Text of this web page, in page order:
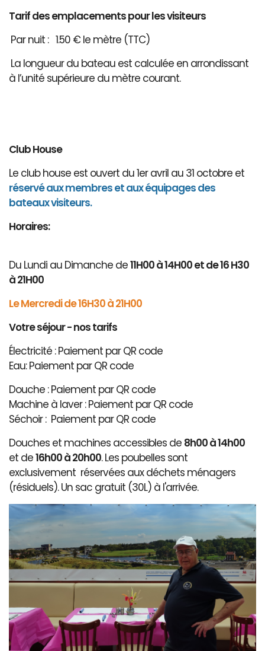
Tarif des emplacements pour les visiteurs
Par nuit : 1.50 € le mètre (TTC)
La longueur du bateau est calculée en arrondissant
à l’unité supérieure du mètre courant.
Club House
Le club house est ouvert du 1er avril au 31 octobre et
réservé aux membres et aux équipages des
bateaux visiteurs.
Horaires:
Du Lundi au Dimanche de11H00 à 14H00 et de 16 H30
à 21H00
Le Mercredi de 16H30 à 21H00
Votre séjour - nos tarifs
Électricité : Paiement par QR code
Eau: Paiement par QR code
Douche : Paiement par QR code
Machine à laver : Paiement par QR code
Séchoir : Paiement par QR code
Douches et machines accessibles de 8h00 à 14h00
et de16h00 à 20h00. Les poubelles sont
exclusivement réservées aux déchets ménagers
(résiduels). Un sac gratuit (30L) à l'arrivée.